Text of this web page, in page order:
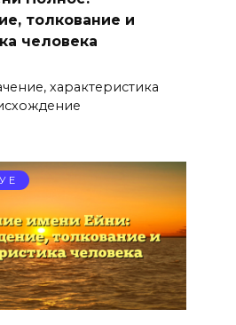
толкование и
человека
характеристика
Е